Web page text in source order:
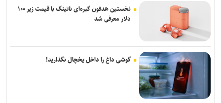
نخستین هدفون گیره‌ای ناتینگ با قیمت زیر ۱۰۰
دلار معرفی شد
گوشی داغ را داخل یخچال نگذارید!